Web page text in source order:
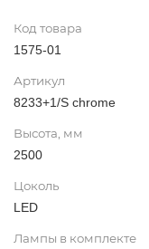
Код товара
1575-01
Артикул
8233+1/S chrome
Высота, мм
2500
Цоколь
LED
Лампы в комплекте